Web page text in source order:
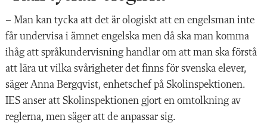
– Man kan tycka att det är ologiskt att en engelsman inte
får undervisa i ämnet engelska men då ska man komma
ihåg att språkundervisning handlar om att man ska förstå
att lära ut vilka svårigheter det finns för svenska elever,
säger Anna Bergqvist, enhetschef på Skolinspektionen.
IES anser att Skolinspektionen gjort en omtolkning av
reglerna, men säger att de anpassar sig.